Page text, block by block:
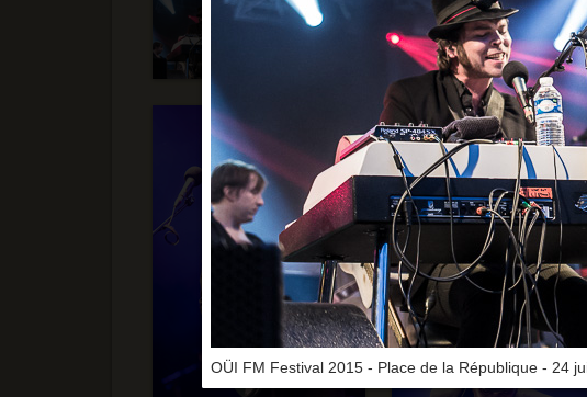
OÜI FM Festival 2015 - Place de la République - 24